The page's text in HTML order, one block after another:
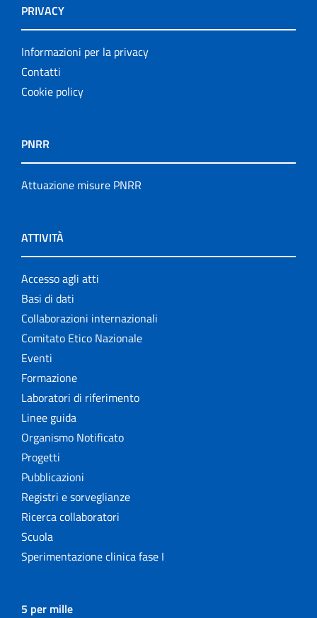
PRIVACY
Informazioni per la privacy
Contatti
Cookie policy
PNRR
Attuazione misure PNRR
ATTIVITÀ
Accesso agli atti
Basi di dati
Collaborazioni internazionali
Comitato Etico Nazionale
Eventi
Formazione
Laboratori di riferimento
Linee guida
Organismo Notificato
Progetti
Pubblicazioni
Registri e sorveglianze
Ricerca collaboratori
Scuola
Sperimentazione clinica fase I
5 per mille